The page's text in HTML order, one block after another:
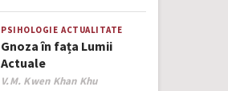
PSIHOLOGIE ACTUALITATE
Gnoza în fața Lumii
Actuale
Author
V.M. Kwen Khan Khu